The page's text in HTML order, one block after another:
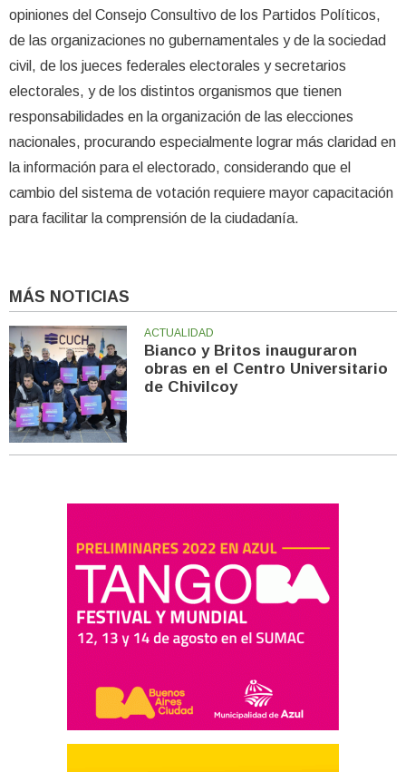
opiniones del Consejo Consultivo de los Partidos Políticos,
de las organizaciones no gubernamentales y de la sociedad
civil, de los jueces federales electorales y secretarios
electorales, y de los distintos organismos que tienen
responsabilidades en la organización de las elecciones
nacionales, procurando especialmente lograr más claridad en
la información para el electorado, considerando que el
cambio del sistema de votación requiere mayor capacitación
para facilitar la comprensión de la ciudadanía.
MÁS NOTICIAS
ACTUALIDAD
Bianco y Britos inauguraron
obras en el Centro Universitario
de Chivilcoy